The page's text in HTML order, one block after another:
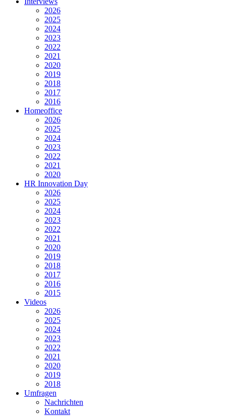
2026
2025
2024
2023
2022
2021
2020
2019
2018
2017
2016
Homeoffice
2026
2025
2024
2023
2022
2021
2020
HR Innovation Day
2026
2025
2024
2023
2022
2021
2020
2019
2018
2017
2016
2015
Videos
2026
2025
2024
2023
2022
2021
2020
2019
2018
Umfragen
Nachrichten
Kontakt